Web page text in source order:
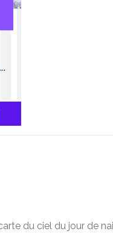
du ciel du jour de